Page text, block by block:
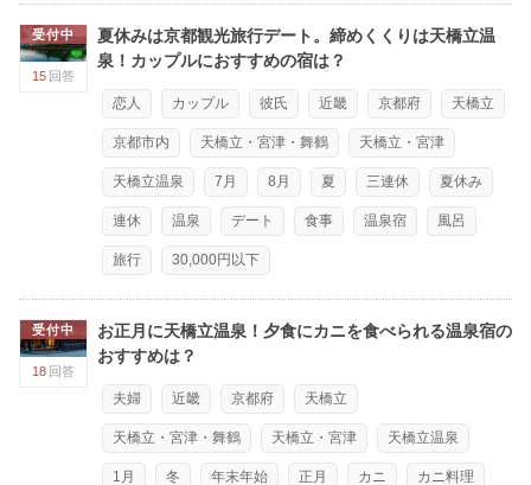
受付中
15 回答
夏休みは京都観光旅行デート。締めくくりは天橋立温
泉！カップルにおすすめの宿は？
恋人 カップル 彼氏 近畿 京都府 天橋立
京都市内 天橋立・宮津・舞鶴 天橋立・宮津
天橋立温泉 7月 8月 夏 三連休 夏休み
連休 温泉 デート 食事 温泉宿 風呂
旅行 30,000円以下
受付中
18 回答
お正月に天橋立温泉！夕食にカニを食べられる温泉宿の
おすすめは？
夫婦 近畿 京都府 天橋立
天橋立・宮津・舞鶴 天橋立・宮津 天橋立温泉
1月 冬 年末年始 正月 カニ カニ料理